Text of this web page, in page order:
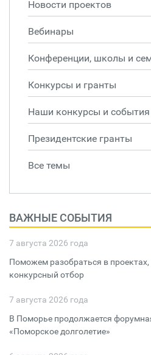
Новости проектов
Вебинары
Конференции, школы и
Конкурсы и гранты
Наши конкурсы и события
Президентские гранты
Все темы
ВАЖНЫЕ СОБЫТИЯ
7 августа 2026 года
Поможем разобраться в
конкурсный отбор
7 августа 2026 года
В Поморье продолжается
«Поморское долголетие»